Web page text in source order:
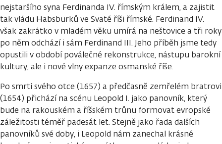
nejstaršího syna Ferdinanda IV. římským králem, a zajistit
tak vládu Habsburků ve Svaté říši římské. Ferdinand IV.
však zakrátko v mladém věku umírá na neštovice a tři roky
po něm odchází i sám Ferdinand III. Jeho příběh jsme tedy
opustili v období poválečné rekonstrukce, nástupu barokní
kultury, ale i nové vlny expanze osmanské říše.
Po smrti svého otce (1657) a předčasně zemřelém bratrovi
(1654) přichází na scénu Leopold I. jako panovník, který
bude na rakouském a říšském trůnu formovat evropské
záležitosti téměř padesát let. Stejně jako řada dalších
panovníků své doby, i Leopold nám zanechal krásné